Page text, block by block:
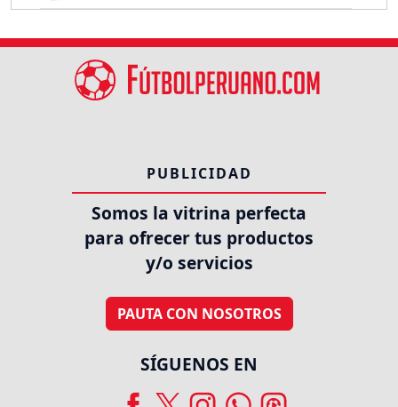
PUBLICIDAD
Somos la vitrina perfecta
para ofrecer tus productos
y/o servicios
PAUTA CON NOSOTROS
SÍGUENOS EN